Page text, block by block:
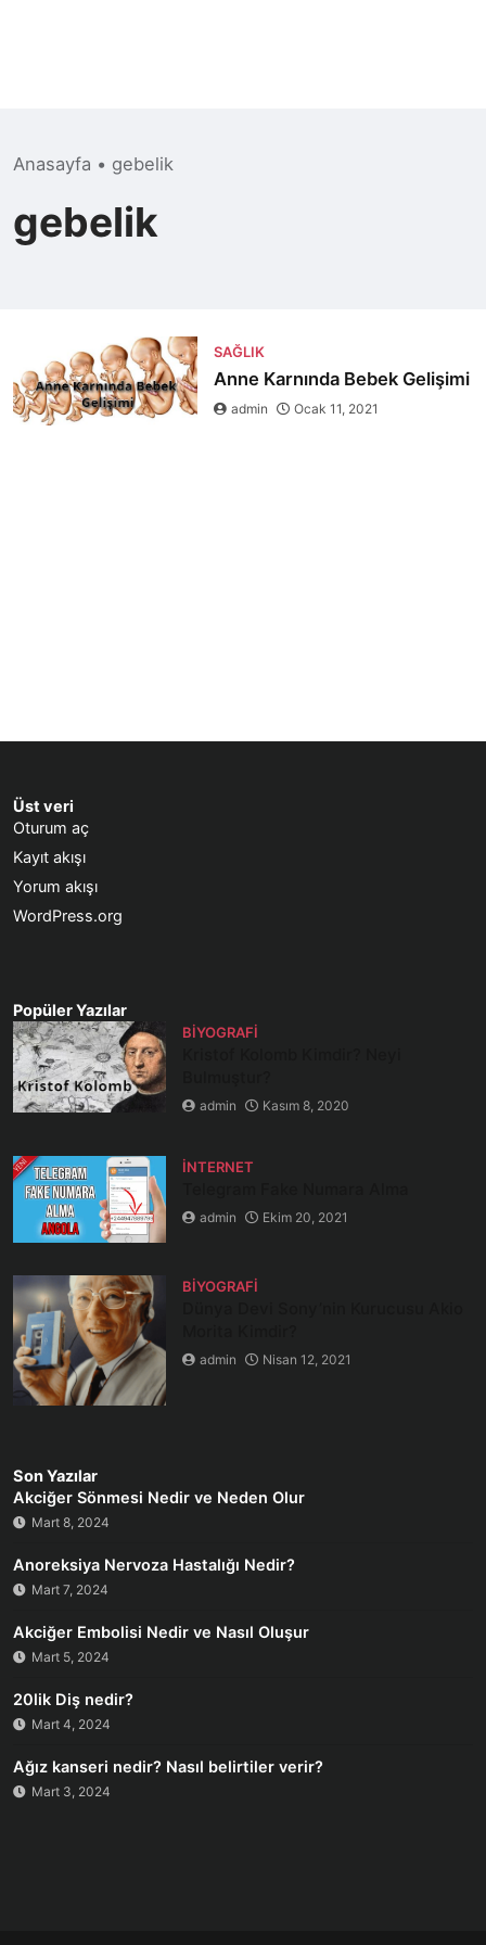
Anasayfa • gebelik
gebelik
SAĞLIK
Anne Karnında Bebek Gelişimi
admin Ocak 11, 2021
Üst veri
Oturum aç
Kayıt akışı
Yorum akışı
WordPress.org
Popüler Yazılar
BIYOGRAFI
admin Kasım 8, 2020
İNTERNET
admin Ekim 20, 2021
BIYOGRAFI
admin Nisan 12, 2021
Son Yazılar
Akciğer Sönmesi Nedir ve Neden Olur
Mart 8, 2024
Anoreksiya Nervoza Hastalığı Nedir?
Mart 7, 2024
Akciğer Embolisi Nedir ve Nasıl Oluşur
Mart 5, 2024
20lik Diş nedir?
Mart 4, 2024
Ağız kanseri nedir? Nasıl belirtiler verir?
Mart 3, 2024